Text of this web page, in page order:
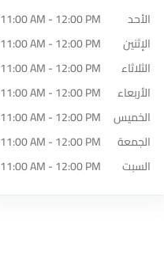
الأحد
11:00 AM - 12:00 PM
الإثنين
11:00 AM - 12:00 PM
الثلاثاء
11:00 AM - 12:00 PM
الأربعاء
11:00 AM - 12:00 PM
الخميس
11:00 AM - 12:00 PM
الجمعة
11:00 AM - 12:00 PM
السبت
11:00 AM - 12:00 PM